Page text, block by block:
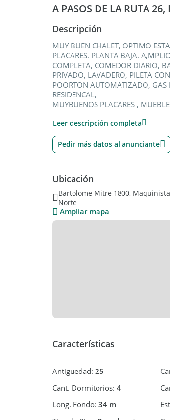
A PASOS DE LA RUTA 26,
Descripción
MUY BUEN CHALET, OPTIMO
PLACARES. PLANTA BAJA.
COMPLETA, COMEDOR DIARIO,
PRIVADO, LAVADERO, PILETA
POORTON AUTOMATIZADO, GAS
RESIDENCAL,
MUYBUENOS PLACARES ,
TOMA DPTO, EN ESCOBAR, DE
Leer descripción completa
Pedir más datos al anunciante
Ubicación
Bartolome Mitre 1800,
Norte
Ampliar mapa
Características
Antiguedad: 25
Cant. Dormitorios: 4
Long. Fondo: 34 m